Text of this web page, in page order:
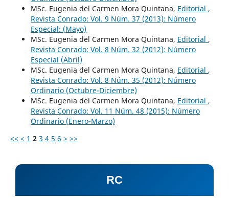
MSc. Eugenia del Carmen Mora Quintana, Editorial ,
Revista Conrado: Vol. 9 Núm. 37 (2013): Número
Especial: (Mayo)
MSc. Eugenia del Carmen Mora Quintana, Editorial ,
Revista Conrado: Vol. 8 Núm. 32 (2012): Número
Especial (Abril)
MSc. Eugenia del Carmen Mora Quintana, Editorial ,
Revista Conrado: Vol. 8 Núm. 35 (2012): Número
Ordinario (Octubre-Diciembre)
MSc. Eugenia del Carmen Mora Quintana, Editorial ,
Revista Conrado: Vol. 11 Núm. 48 (2015): Número
Ordinario (Enero-Marzo)
<< < 1 2 3 4 5 6 > >>
RC